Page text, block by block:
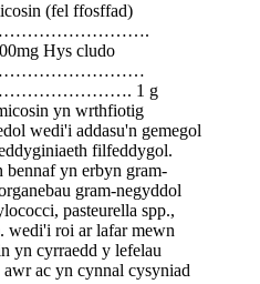
(fel ffosffad)
Hys cludo
1 g
yn wrthfiotig
wedi'i addasu'n gemegol
filfeddygol.
bennaf yn erbyn gram-
gram-negyddol
pasteurella spp.,
wedi'i roi ar lafar mewn
yn cyrraedd y lefelau
ac yn cynnal cysyniad